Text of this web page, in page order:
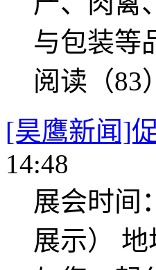
与包装等
阅读（83
[昊鹰新闻]
14:48
展会时间
展示）